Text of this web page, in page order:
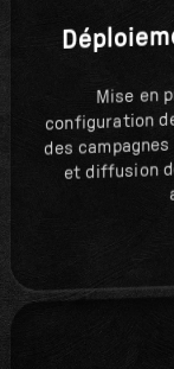
Mise en
configuration
des
et diffusion